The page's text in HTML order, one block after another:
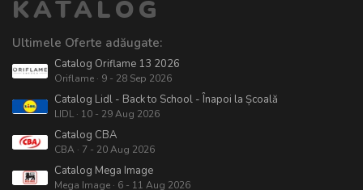
KATALOG
Ultimele Oferte adăugate:
Catalog Oriflame 13 2026
Oriflame · 9 - 28 Sep 2026
Catalog Lidl - Back to School - Înapoi la Școală
LIDL · 10 - 29 Aug 2026
Catalog CBA
CBA · 7 - 20 Aug 2026
Catalog Mega Image
Mega Image · 6 - 11 Aug 2026